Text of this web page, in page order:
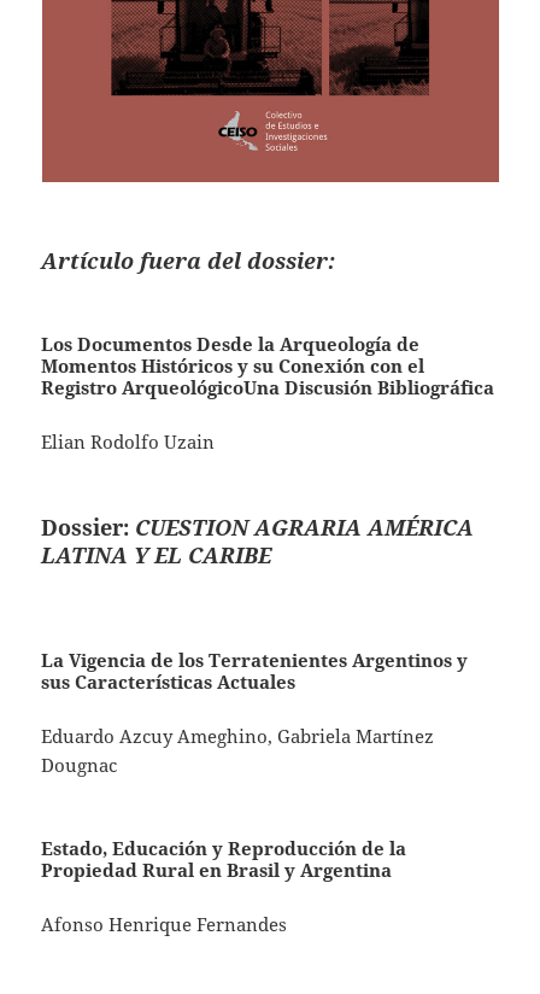
Artículo fuera del dossier:
Los Documentos Desde la Arqueología de
Momentos Históricos y su Conexión con el
Registro ArqueológicoUna Discusión Bibliográfica
Elian Rodolfo Uzain
Dossier: CUESTION AGRARIA AMÉRICA
LATINA Y EL CARIBE
La Vigencia de los Terratenientes Argentinos y
sus Características Actuales
Eduardo Azcuy Ameghino, Gabriela Martínez
Dougnac
Estado, Educación y Reproducción de la
Propiedad Rural en Brasil y Argentina
Afonso Henrique Fernandes